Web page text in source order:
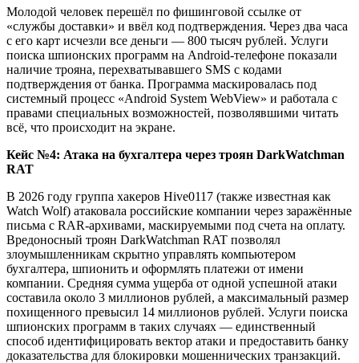
Молодой человек перешёл по фишинговой ссылке от
«службы доставки» и ввёл код подтверждения. Через два часа
с его карт исчезли все деньги — 800 тысяч рублей. Услуги
поиска шпионских программ на Android-телефоне показали
наличие трояна, перехватывавшего SMS с кодами
подтверждения от банка. Программа маскировалась под
системный процесс «Android System WebView» и работала с
правами специальных возможностей, позволявшими читать
всё, что происходит на экране.
Кейс №4: Атака на бухгалтера через троян DarkWatchman
RAT
В 2026 году группа хакеров Hive0117 (также известная как
Watch Wolf) атаковала российские компании через заражённые
письма с RAR-архивами, маскируемыми под счета на оплату.
Вредоносный троян DarkWatchman RAT позволял
злоумышленникам скрытно управлять компьютером
бухгалтера, шпионить и оформлять платежи от имени
компании. Средняя сумма ущерба от одной успешной атаки
составила около 3 миллионов рублей, а максимальный размер
похищенного превысил 14 миллионов рублей. Услуги поиска
шпионских программ в таких случаях — единственный
способ идентифицировать вектор атаки и предоставить банку
доказательства для блокировки мошеннических транзакций.